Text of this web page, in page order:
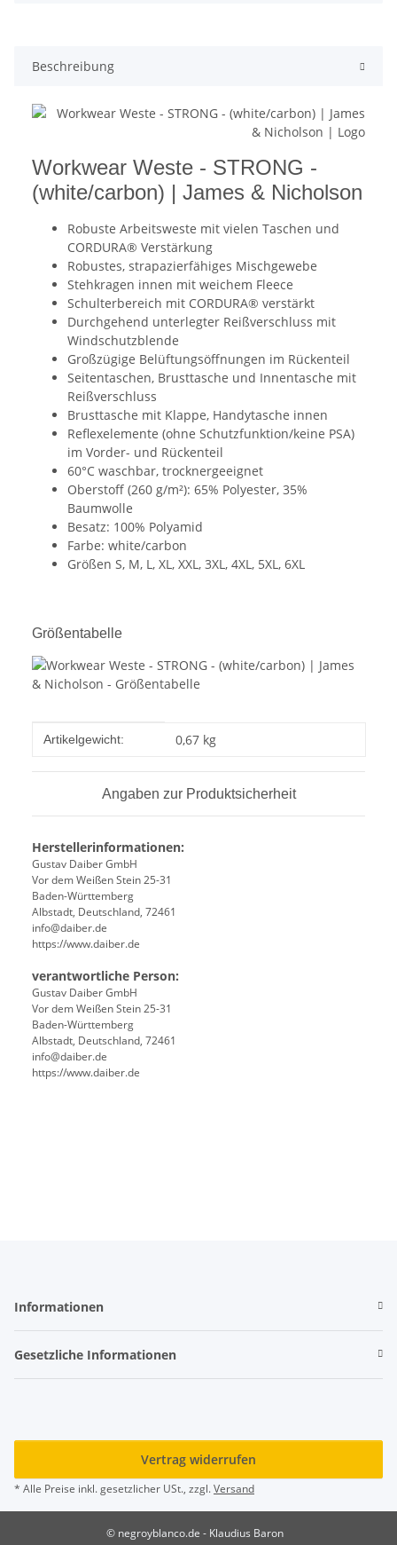
Beschreibung
Workwear Weste - STRONG -
(white/carbon) | James & Nicholson
Robuste Arbeitsweste mit vielen Taschen und
CORDURA® Verstärkung
Robustes, strapazierfähiges Mischgewebe
Stehkragen innen mit weichem Fleece
Schulterbereich mit CORDURA® verstärkt
Durchgehend unterlegter Reißverschluss mit
Windschutzblende
Großzügige Belüftungsöffnungen im Rückenteil
Seitentaschen, Brusttasche und Innentasche mit
Reißverschluss
Brusttasche mit Klappe, Handytasche innen
Reflexelemente (ohne Schutzfunktion/keine PSA)
im Vorder- und Rückenteil
60°C waschbar, trocknergeeignet
Oberstoff (260 g/m²): 65% Polyester, 35%
Baumwolle
Besatz: 100% Polyamid
Farbe: white/carbon
Größen S, M, L, XL, XXL, 3XL, 4XL, 5XL, 6XL
Größentabelle
Produkteigenschaft
Wert
Artikelgewicht: 0,67 kg
Angaben zur Produktsicherheit
Herstellerinformationen:
Gustav Daiber GmbH
Vor dem Weißen Stein 25-31
Baden-Württemberg
Albstadt, Deutschland, 72461
info@daiber.de
https://www.daiber.de
verantwortliche Person:
Gustav Daiber GmbH
Vor dem Weißen Stein 25-31
Baden-Württemberg
Albstadt, Deutschland, 72461
info@daiber.de
https://www.daiber.de
Informationen
Gesetzliche Informationen
Vertrag widerrufen
* Alle Preise inkl. gesetzlicher USt., zzgl.Versand
© negroyblanco.de - Klaudius Baron